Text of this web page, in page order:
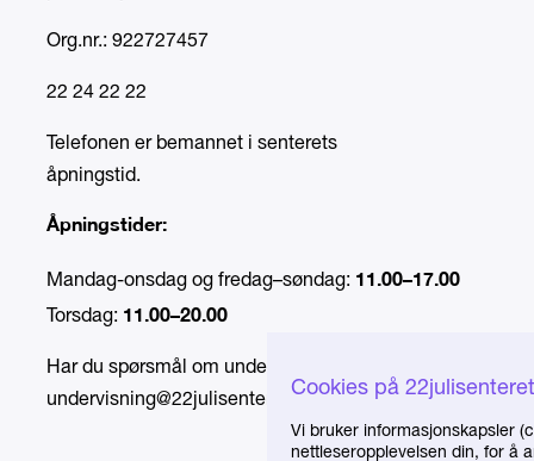
Cookies på
Vi bruker informasjonskapsler
nettleseropplevelsen din, for å
Org.nr.: 922727457
22 24 22 22
Telefonen er bemannet i senterets
åpningstid.
Åpningstider:
Mandag-onsdag og fredag–søndag: 11.00–17.00
Torsdag: 11.00–20.00
Har du spørsmål om undervisning, send e-post til
undervisning@22julisenteret.no